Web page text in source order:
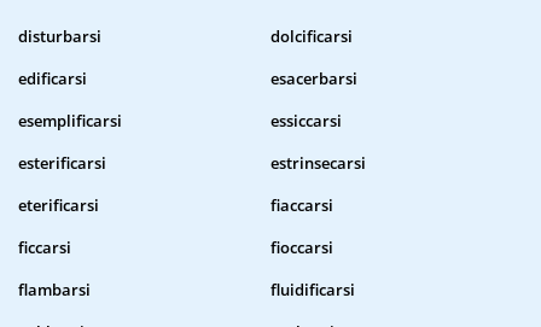
disturbarsi
dolcificarsi
edificarsi
esacerbarsi
esemplificarsi
essiccarsi
esterificarsi
estrinsecarsi
eterificarsi
fiaccarsi
ficcarsi
fioccarsi
flambarsi
fluidificarsi